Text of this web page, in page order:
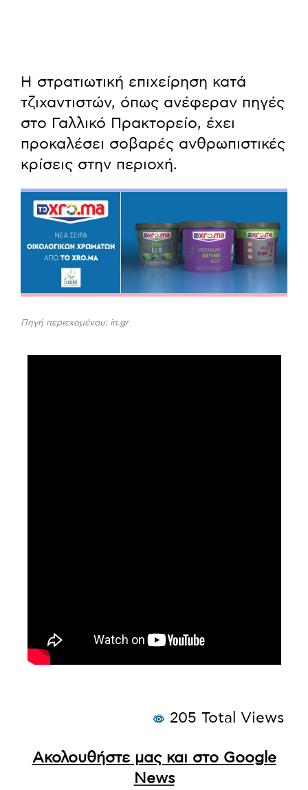
Η στρατιωτική επιχείρηση κατά
τζιχαντιστών, όπως ανέφεραν πηγές
στο Γαλλικό Πρακτορείο, έχει
προκαλέσει σοβαρές ανθρωπιστικές
κρίσεις στην περιοχή.
Πηγή περιεχομένου: in.gr
205 Total Views
Ακολουθήστε μας και στο Google
News